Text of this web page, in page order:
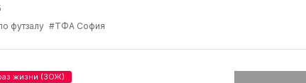
футзалу #ТФА София
жизни (ЗОЖ)